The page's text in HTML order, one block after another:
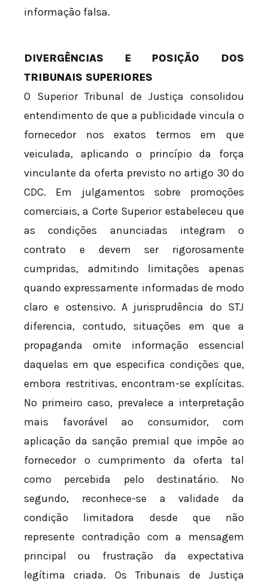
informação falsa.
DIVERGÊNCIAS E POSIÇÃO DOS
TRIBUNAIS SUPERIORES
O Superior Tribunal de Justiça consolidou
entendimento de que a publicidade vincula o
fornecedor nos exatos termos em que
veiculada, aplicando o princípio da força
vinculante da oferta previsto no artigo 30 do
CDC. Em julgamentos sobre promoções
comerciais, a Corte Superior estabeleceu que
as condições anunciadas integram o
contrato e devem ser rigorosamente
cumpridas, admitindo limitações apenas
quando expressamente informadas de modo
claro e ostensivo. A jurisprudência do STJ
diferencia, contudo, situações em que a
propaganda omite informação essencial
daquelas em que especifica condições que,
embora restritivas, encontram-se explícitas.
No primeiro caso, prevalece a interpretação
mais favorável ao consumidor, com
aplicação da sanção premial que impõe ao
fornecedor o cumprimento da oferta tal
como percebida pelo destinatário. No
segundo, reconhece-se a validade da
condição limitadora desde que não
represente contradição com a mensagem
principal ou frustração da expectativa
legítima criada. Os Tribunais de Justiça